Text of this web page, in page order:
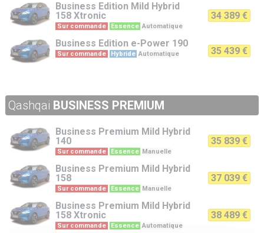
Business Edition Mild Hybrid
158 Xtronic
Sur commande Essence Automatique
34 389 €
Business Edition e-Power 190
Sur commande Hybride Automatique 35 439 €
Qashqai BUSINESS PREMIUM
Business Premium Mild Hybrid
140
Sur commande Essence Manuelle
35 839 €
Business Premium Mild Hybrid
158
Sur commande Essence Manuelle
37 039 €
Business Premium Mild Hybrid
158 Xtronic
Sur commande Essence Automatique
38 489 €